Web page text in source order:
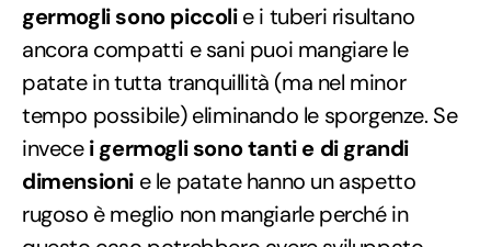
germogli sono piccolie i tuberi risultano
ancora compatti e sani puoi mangiare le
patate in tutta tranquillità (ma nel minor
tempo possibile) eliminando le sporgenze. Se
invecei germogli sono tanti e di grandi
dimensioni e le patate hanno un aspetto
rugoso è meglio non mangiarle perché in